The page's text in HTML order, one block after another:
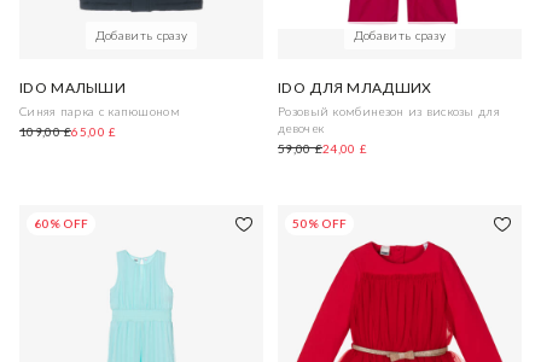
Добавить сразу
IDO МАЛЫШИ
Синяя парка с капюшоном
109,00 £65,00 £
Добавить сразу
IDO ДЛЯ МЛАДШИХ
Розовый комбинезон из вискозы для
девочек
59,00 £24,00 £
60% OFF 50% OFF